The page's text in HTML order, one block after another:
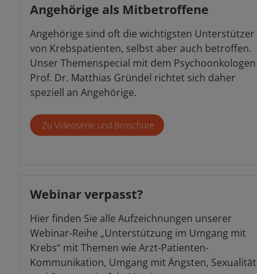
Angehörige als Mitbetroffene
Angehörige sind oft die wichtigsten Unterstützer
von Krebspatienten, selbst aber auch betroffen.
Unser Themenspecial mit dem Psychoonkologen
Prof. Dr. Matthias Gründel richtet sich daher
speziell an Angehörige.
Zu Videoserie und Broschüre
Webinar verpasst?
Hier finden Sie alle Aufzeichnungen unserer
Webinar-Reihe „Unterstützung im Umgang mit
Krebs“ mit Themen wie Arzt-Patienten-
Kommunikation, Umgang mit Ängsten, Sexualität